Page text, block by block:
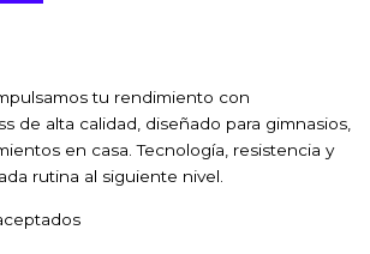
tu rendimiento con
de alta calidad, diseñado para gimnasios,
en casa. Tecnología, resistencia y
rutina al siguiente nivel.